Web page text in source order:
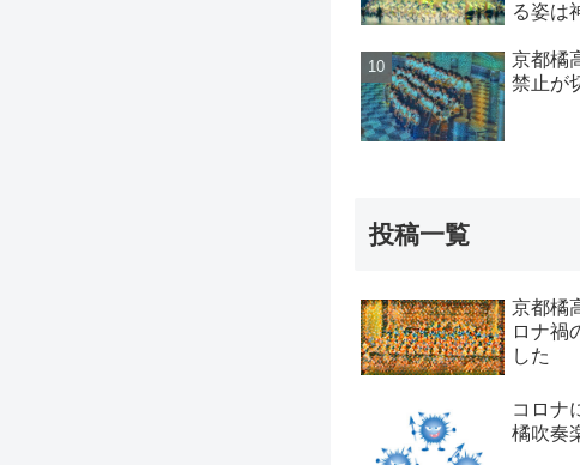
る姿は
京都橘
禁止が
投稿一覧
京都橘
ロナ禍
した
コロナ
橘吹奏